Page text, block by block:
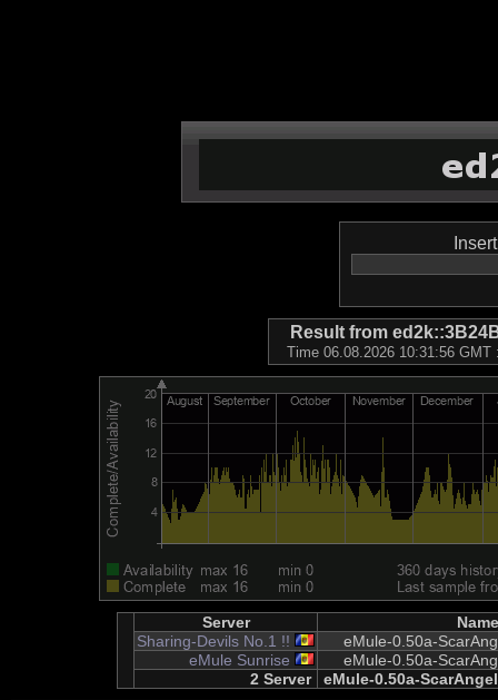
Result from
Time 06.08.2026 10:31:56
Server
Name
Sharing-Devils No.1 !!
eMule-0.50a-
eMule Sunrise
eMule-0.50a-
2 Server
eMule-0.50a-